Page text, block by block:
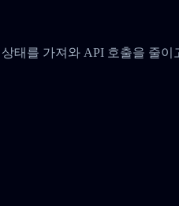
태를 가져와 API 호출을 줄이